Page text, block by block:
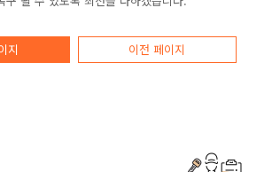
지 이전 페이지